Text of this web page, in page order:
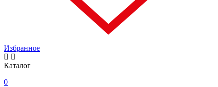
Избранное
Каталог
0